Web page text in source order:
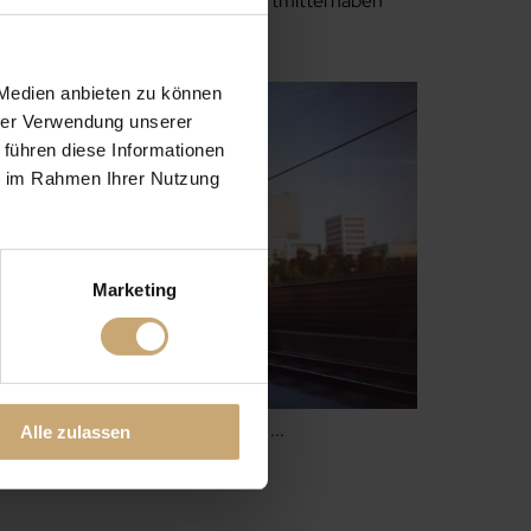
anbieten zu können
Verwendung unserer
diese Informationen
Rahmen Ihrer Nutzung
Marketing
Alle zulassenliegt auf der Schiene ...